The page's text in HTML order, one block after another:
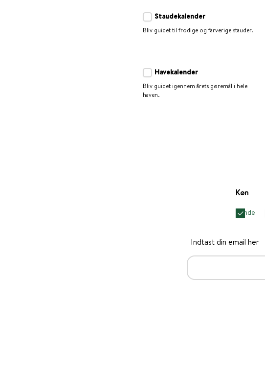
Staudekalender
Bliv guidet til frodige og farverige stauder.
Havekalender
Bliv guidet igennem årets gøremål i hele
haven.
Køn
Kvinde
Indtast din email her